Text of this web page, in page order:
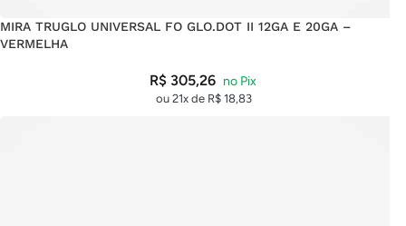
MIRA TRUGLO UNIVERSAL FO GLO.DOT II 12GA E 20GA –
VERMELHA
R$ 305,26
ou 21x de R$18,83